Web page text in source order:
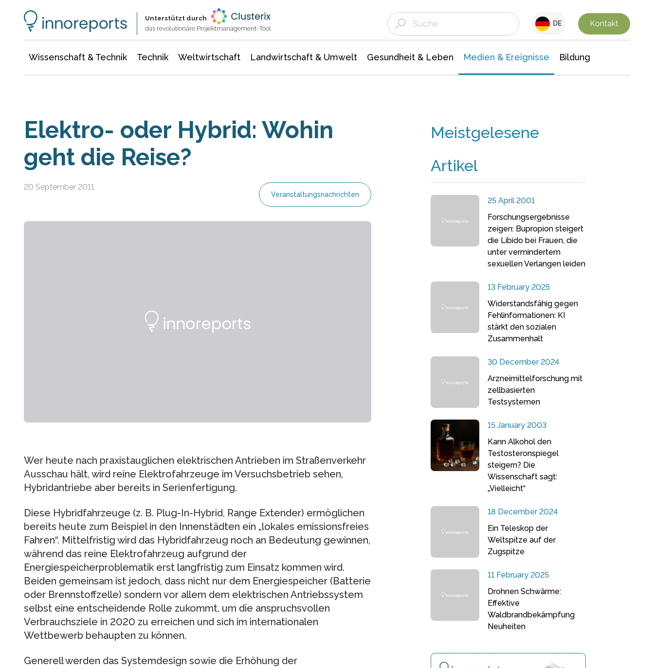
Unterstützt durch
das revolutionäre Projektmanagement-Tool
DE Kontakt
Wissenschaft & Technik Technik Weltwirtschaft Landwirtschaft & Umwelt Gesundheit & Leben Medien & Ereignisse Bildung
Elektro- oder Hybrid: Wohin
geht die Reise?
20 September 2011
Veranstaltungsnachrichten
Wer heute nach praxistauglichen elektrischen Antrieben im Straßenverkehr
Ausschau hält, wird reine Elektrofahrzeuge im Versuchsbetrieb sehen,
Hybridantriebe aber bereits in Serienfertigung.
Diese Hybridfahrzeuge (z. B. Plug-In-Hybrid, Range Extender) ermöglichen
bereits heute zum Beispiel in den Innenstädten ein „lokales emissionsfreies
Fahren“. Mittelfristig wird das Hybridfahrzeug noch an Bedeutung gewinnen,
während das reine Elektrofahrzeug aufgrund der
Energiespeicherproblematik erst langfristig zum Einsatz kommen wird.
Beiden gemeinsam ist jedoch, dass nicht nur dem Energiespeicher (Batterie
oder Brennstoffzelle) sondern vor allem dem elektrischen Antriebssystem
selbst eine entscheidende Rolle zukommt, um die anspruchsvollen
Verbrauchsziele in 2020 zu erreichen und sich im internationalen
Wettbewerb behaupten zu können.
Generell werden das Systemdesign sowie die Erhöhung der
Meistgelesene
Artikel
25 April 2001
Forschungsergebnisse
zeigen: Bupropion steigert
die Libido bei Frauen, die
unter vermindertem
sexuellen Verlangen leiden
13 February 2025
Widerstandsfähig gegen
Fehlinformationen: KI
stärkt den sozialen
Zusammenhalt
30 December 2024
Arzneimittelforschung mit
zellbasierten
Testsystemen
15 January 2003
Kann Alkohol den
Testosteronspiegel
steigern? Die
Wissenschaft sagt:
„Vielleicht“
18 December 2024
Ein Teleskop der
Weltspitze auf der
Zugspitze
11 February 2025
Drohnen Schwärme:
Effektive
Waldbrandbekämpfung
Neuheiten